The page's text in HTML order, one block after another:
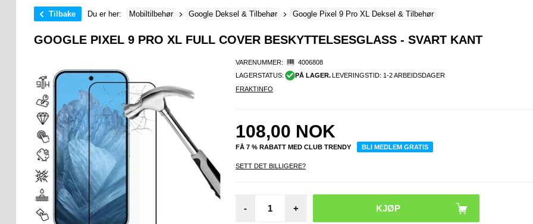
Tilbake Du er her: Mobiltilbehør Google Deksel & Tilbehør Google Pixel 9 Pro XL Deksel & Tilbehør
GOOGLE PIXEL 9 PRO XL FULL COVER BESKYTTELSESGLASS - SVART KANT
VARENUMMER:
4006808
LAGERSTATUS:
PÅ LAGER.
LEVERINGSTID: 1-2 ARBEIDSDAGER
FRAKTINFO
108,00 NOK
FÅ 7 % RABATT MED CLUB TRENDY BLI MEDLEM GRATIS
SETT DET BILLIGERE?
- +